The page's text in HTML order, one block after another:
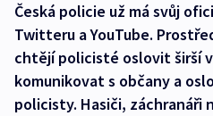
Česká policie už má svůj
Twitteru a YouTube.
chtějí policisté oslovit širší
komunikovat s občany a
policisty. Hasiči, záchranáři